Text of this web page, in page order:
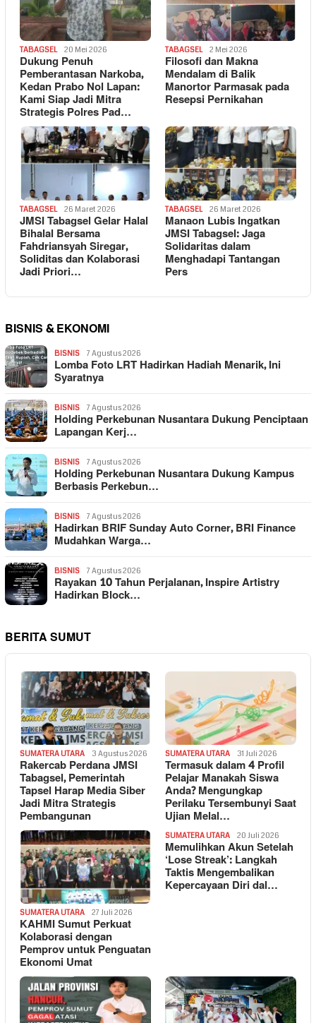
TABAGSEL 20 Mei 2026
Dukung Penuh
Pemberantasan Narkoba,
Kedan Prabo Nol Lapan:
Kami Siap Jadi Mitra
Strategis Polres Pad…
TABAGSEL 2 Mei 2026
Filosofi dan Makna
Mendalam di Balik
Manortor Parmasak pada
Resepsi Pernikahan
TABAGSEL 26 Maret 2026
JMSI Tabagsel Gelar Halal
Bihalal Bersama
Fahdriansyah Siregar,
Soliditas dan Kolaborasi
Jadi Priori…
TABAGSEL 26 Maret 2026
Manaon Lubis Ingatkan
JMSI Tabagsel: Jaga
Solidaritas dalam
Menghadapi Tantangan
Pers
BISNIS & EKONOMI
BISNIS 7 Agustus 2026
Lomba Foto LRT Hadirkan Hadiah Menarik, Ini
Syaratnya
BISNIS 7 Agustus 2026
Holding Perkebunan Nusantara Dukung Penciptaan
Lapangan Kerj…
BISNIS 7 Agustus 2026
Holding Perkebunan Nusantara Dukung Kampus
Berbasis Perkebun…
BISNIS 7 Agustus 2026
Hadirkan BRIF Sunday Auto Corner, BRI Finance
Mudahkan Warga…
BISNIS 7 Agustus 2026
Rayakan 10 Tahun Perjalanan, Inspire Artistry
Hadirkan Block…
BERITA SUMUT
SUMATERA UTARA 3 Agustus 2026
Rakercab Perdana JMSI
Tabagsel, Pemerintah
Tapsel Harap Media Siber
Jadi Mitra Strategis
Pembangunan
SUMATERA UTARA 31 Juli 2026
Termasuk dalam 4 Profil
Pelajar Manakah Siswa
Anda? Mengungkap
Perilaku Tersembunyi Saat
Ujian Melal…
SUMATERA UTARA 27 Juli 2026
KAHMI Sumut Perkuat
Kolaborasi dengan
Pemprov untuk Penguatan
Ekonomi Umat
SUMATERA UTARA 20 Juli 2026
Memulihkan Akun Setelah
‘Lose Streak’: Langkah
Taktis Mengembalikan
Kepercayaan Diri dal…